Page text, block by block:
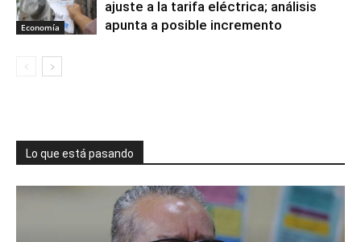
Economía
ajuste a la tarifa eléctrica; análisis
apunta a posible incremento
Lo que está pasando